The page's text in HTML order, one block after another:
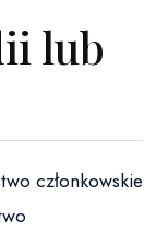
lub
członkowskie